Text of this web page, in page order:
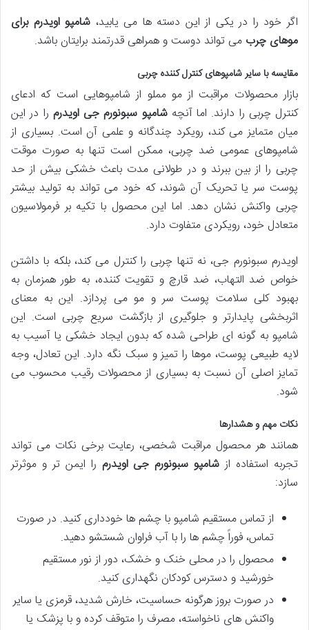
اگر خود را در یکی از این دسته ها می یابید، شامپو اویدرم برای
موهای چرب می تواند دوست و همراهی قدرتمند برایتان باشد.
مقایسه با سایر شامپوهای کنترل کننده چربی
بازار محصولات مراقبت از مو مملو از شامپوهایی است که ادعای
کنترل چربی را دارند. اما آنچهشامپو سبونورم جی اویدرم را در این
میان متمایز می کند، رویکرد چندگانه و علمی آن است. بسیاری از
شامپوهای عمومی ضد چربی، ممکن است تنها به صورت موقت
چربی را از بین ببرند و در طولانی مدت باعث خشکی بیش از حد
پوست سر یا تحریک آن شوند، که خود می تواند به تولید بیشتر
چربی واکنش نشان دهد. اما این محصول با تکیه بر فرمولاسیون
متعادل خود، رویکردی متفاوت دارد.
اویدرم سبونورم جی، نه تنها چربی را کنترل می کند، بلکه با داشتن
خواص ضد التهاب، ضد قارچ و تقویت کننده، به طور همزمان به
بهبود کلی سلامت پوست سر و مو می پردازد. این به معنای
اثربخشی پایدارتر و جلوگیری از بازگشت سریع چربی است. این
شامپو به گونه ای طراحی شده که بدون ایجاد خشکی یا آسیب به
لایه طبیعی پوست، موها را تمیز و سبک نگه دارد. این تعادل، وجه
تمایز اصلی آن نسبت به بسیاری از محصولات رقیب محسوب می
شود.
نکات مهم و هشدارها
همانند هر محصول مراقبت شخصی، رعایت برخی نکات می تواند
تجربه استفاده از شامپو سبونورم جی اویدرم را ایمن تر و موثرتر
سازد:
از تماس مستقیم شامپو با چشم ها خودداری کنید. در صورت
تماس، فوراً چشم ها را با آب فراوان شستشو دهید.
محصول را در محلی خنک و خشک، دور از نور مستقیم
خورشید و دسترس کودکان نگهداری کنید.
در صورت بروز هرگونه حساسیت، خارش شدید، قرمزی یا سایر
واکنش های ناخواسته، مصرف را متوقف کرده و با پزشک یا